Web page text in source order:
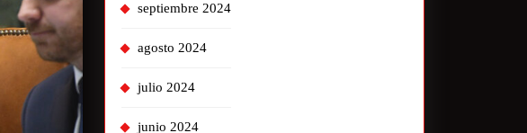
septiembre 2024
agosto 2024
julio 2024
junio 2024